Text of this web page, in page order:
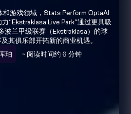
和游戏领域，Stats Perform OptaAI
“Ekstraklasa Live Park”通过更具吸
波兰甲级联赛（Ekstraklasa）的球
其俱乐部开拓新的商业机遇。
珀
~ 阅读时间约 6 分钟